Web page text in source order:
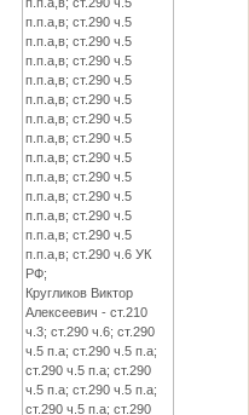
п.п.а,в; ст.290 ч.5
п.п.а,в; ст.290 ч.5
п.п.а,в; ст.290 ч.5
п.п.а,в; ст.290 ч.5
п.п.а,в; ст.290 ч.5
п.п.а,в; ст.290 ч.5
п.п.а,в; ст.290 ч.5
п.п.а,в; ст.290 ч.5
п.п.а,в; ст.290 ч.5
п.п.а,в; ст.290 ч.5
п.п.а,в; ст.290 ч.5
п.п.а,в; ст.290 ч.5
п.п.а,в; ст.290 ч.6 УК
РФ;
Кругликов Виктор
Алексеевич - ст.210
ч.3; ст.290 ч.6; ст.290
ч.5 п.а; ст.290 ч.5 п.а;
ст.290 ч.5 п.а; ст.290
ч.5 п.а; ст.290 ч.5 п.а;
ст.290 ч.5 п.а; ст.290